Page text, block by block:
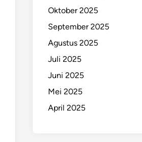
Oktober 2025
September 2025
Agustus 2025
Juli 2025
Juni 2025
Mei 2025
April 2025